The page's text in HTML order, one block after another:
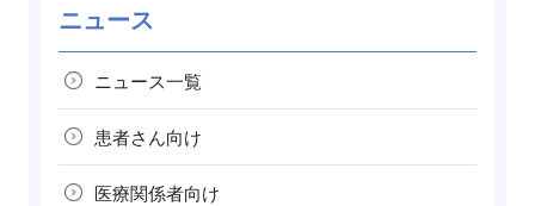
ニュース
ニュース一覧
患者さん向け
医療関係者向け